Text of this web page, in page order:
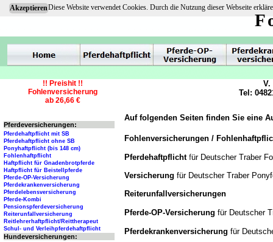
AkzeptierenDiese Website verwendet Cookies. Durch die Nutzung dieser Webseite
Auf folgenden Seiten finden Sie eine
Fohlenversicherungen /
Pferdehaftpflichtfür Deutscher Traber
Versicherung für Deutscher Traber
Reiterunfallversicherungen
Pferde-OP-Versicherung für Deutscher
Pferdekrankenversicherung für
V.
Tel:
!! Preishit !!
Fohlenversicherung
ab 26,66 €
Pferdeversicherungen:
Pferdehaftpflicht mit SB
Pferdehaftpflicht ohne SB
Ponyhaftpflicht (bis 148 cm)
Fohlenhaftpflicht
Haftpflicht für Gnadenbrotpferde
Haftpflicht für Beistellpferde
Pferde-OP-Versicherung
Pferdekrankenversicherung
Pferdelebensversicherung
Pferde-Kombi
Pensionspferdeversicherung
Reiterunfallversicherung
Reitlehrerhaftpflicht/Reittherapeut
Schul- und Verleihpferdehaftpflicht
Hundeversicherungen: